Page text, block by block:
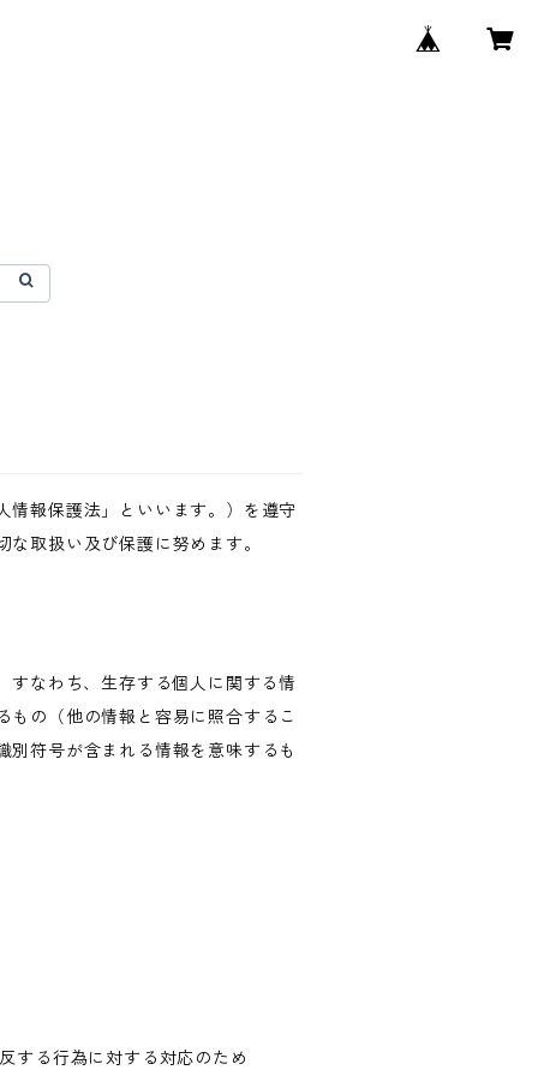
情報保護法」といいます。）を遵守
取扱い及び保護に努めます。
すなわち、生存する個人に関する情
の（他の情報と容易に照合するこ
符号が含まれる情報を意味するも
する行為に対する対応のため